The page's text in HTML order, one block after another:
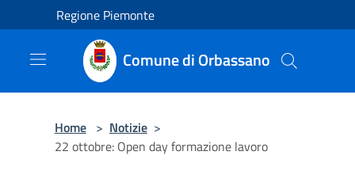
Salta al contenuto principale
Regione Piemonte
Comune di Orbassano
Home > Notizie >
22 ottobre: Open day formazione lavoro